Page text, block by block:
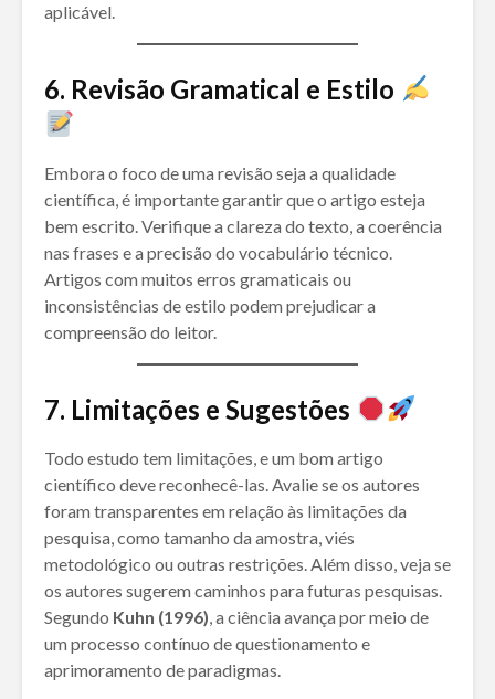
aplicável.
6. Revisão Gramatical e Estilo
Embora o foco de uma revisão seja a qualidade
científica, é importante garantir que o artigo esteja
bem escrito. Verifique a clareza do texto, a coerência
nas frases e a precisão do vocabulário técnico.
Artigos com muitos erros gramaticais ou
inconsistências de estilo podem prejudicar a
compreensão do leitor.
7. Limitações e Sugestões
Todo estudo tem limitações, e um bom artigo
científico deve reconhecê-las. Avalie se os autores
foram transparentes em relação às limitações da
pesquisa, como tamanho da amostra, viés
metodológico ou outras restrições. Além disso, veja se
os autores sugerem caminhos para futuras pesquisas.
Segundo Kuhn (1996), a ciência avança por meio de
um processo contínuo de questionamento e
aprimoramento de paradigmas.